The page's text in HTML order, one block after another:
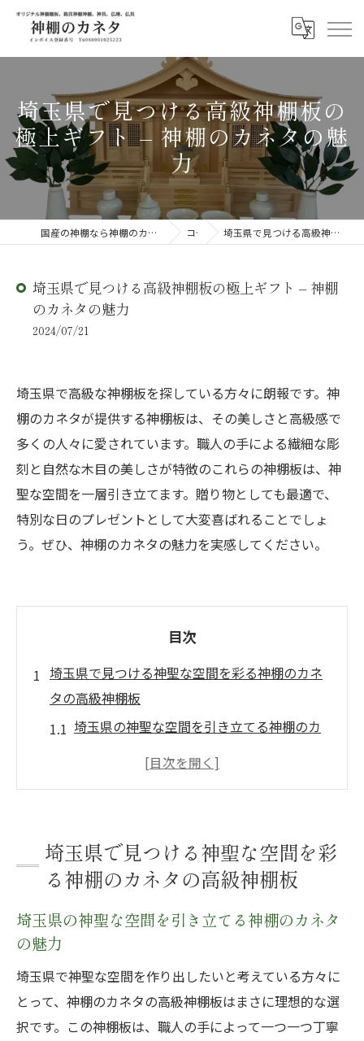
埼玉県で見つける高級神棚板の
極上ギフト – 神棚のカネタの魅
力
国産の神棚なら神棚のカネタ ～日々のしあわせを感じる物を～ コラム 埼玉県で見つける高級神棚板の極上ギフト – 神棚のカネタの魅力
埼玉県で見つける高級神棚板の極上ギフト – 神棚
のカネタの魅力
2024/07/21
埼玉県で高級な神棚板を探している方々に朗報です。神
棚のカネタが提供する神棚板は、その美しさと高級感で
多くの人々に愛されています。職人の手による繊細な彫
刻と自然な木目の美しさが特徴のこれらの神棚板は、神
聖な空間を一層引き立てます。贈り物としても最適で、
特別な日のプレゼントとして大変喜ばれることでしょ
う。ぜひ、神棚のカネタの魅力を実感してください。
目次
埼玉県で見つける神聖な空間を彩る神棚のカネ
タの高級神棚板
埼玉県の神聖な空間を引き立てる神棚のカ
自然素材の美しさを堪能する神棚板
神棚のカネタで作る心地よい神聖な空間
高級感あふれる神棚板が与える特別なひと
贈り物に最適な神棚のカネタの高級神棚板で特
別な日を祝う
大切な人へのプレゼントに最適な神棚板
埼玉県で見つける神聖な空間を彩
る神棚のカネタの高級神棚板
埼玉県の神聖な空間を引き立てる神棚のカネタ
の魅力
埼玉県で神聖な空間を作り出したいと考えている方々に
とって、神棚のカネタの高級神棚板はまさに理想的な選
択です。この神棚板は、職人の手によって一つ一つ丁寧